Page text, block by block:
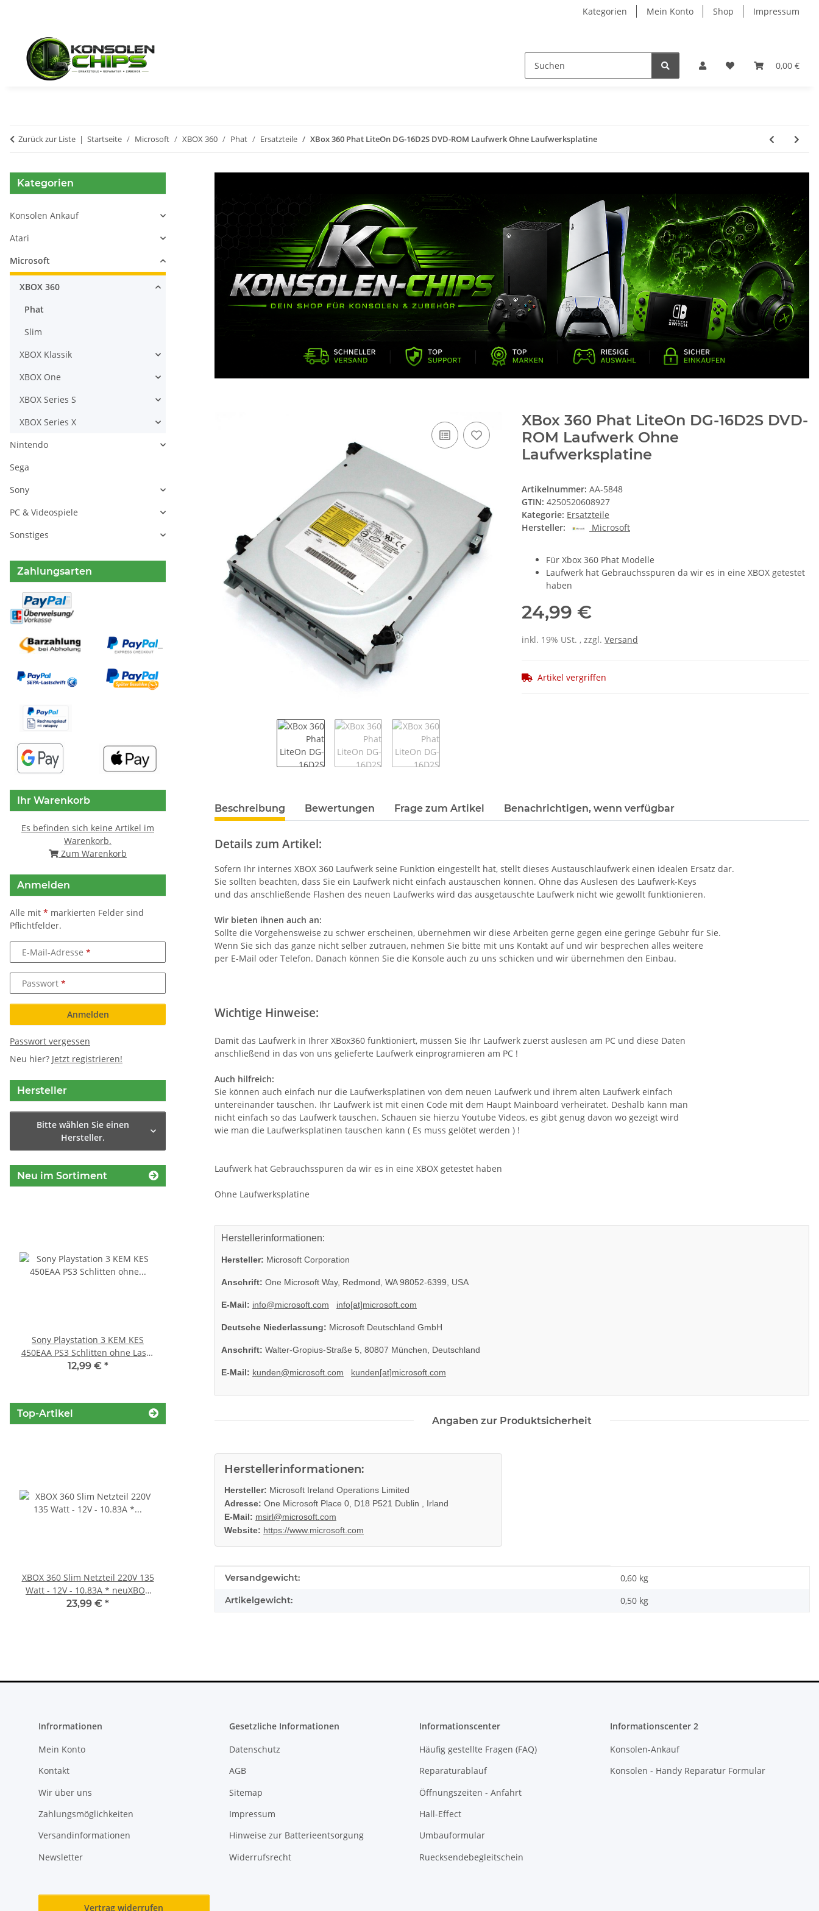
Kategorien Mein Konto Shop Impressum
0,00 €
Zurück zur Liste Startseite Microsoft XBOX 360 Phat Ersatzteile XBox 360 Phat LiteOn DG-16D2S DVD-ROM Laufwerk Ohne Laufwerksplatine
XBox 360 Phat LiteOn DG-16D2S DVD-
ROM Laufwerk Ohne
Laufwerksplatine
Artikelnummer: AA-5848
GTIN: 4250520608927
Kategorie: Ersatzteile
Hersteller:
Microsoft
Für Xbox 360 Phat Modelle
Laufwerk hat Gebrauchsspuren da wir es in eine XBOX getestet
haben
24,99 €
inkl. 19% USt. , zzgl. Versand
Artikel vergriffen
weitere Registerkarten anzeigen
Beschreibung Bewertungen Frage zum Artikel Benachrichtigen, wenn verfügbar
Details zum Artikel:
Sofern Ihr internes XBOX 360 Laufwerk seine Funktion eingestellt hat, stellt dieses Austauschlaufwerk einen idealen Ersatz dar.
Sie sollten beachten, dass Sie ein Laufwerk nicht einfach austauschen können. Ohne das Auslesen des Laufwerk-Keys
und das anschließende Flashen des neuen Laufwerks wird das ausgetauschte Laufwerk nicht wie gewollt funktionieren.
Wir bieten ihnen auch an:
Sollte die Vorgehensweise zu schwer erscheinen, übernehmen wir diese Arbeiten gerne gegen eine geringe Gebühr für Sie.
Wenn Sie sich das ganze nicht selber zutrauen, nehmen Sie bitte mit uns Kontakt auf und wir besprechen alles weitere
per E-Mail oder Telefon. Danach können Sie die Konsole auch zu uns schicken und wir übernehmen den Einbau.
Wichtige Hinweise:
Damit das Laufwerk in Ihrer XBox360 funktioniert, müssen Sie Ihr Laufwerk zuerst auslesen am PC und diese Daten
anschließend in das von uns gelieferte Laufwerk einprogramieren am PC !
Auch hilfreich:
Sie können auch einfach nur die Laufwerksplatinen von dem neuen Laufwerk und ihrem alten Laufwerk einfach
untereinander tauschen. Ihr Laufwerk ist mit einen Code mit dem Haupt Mainboard verheiratet. Deshalb kann man
nicht einfach so das Laufwerk tauschen. Schauen sie hierzu Youtube Videos, es gibt genug davon wo gezeigt wird
wie man die Laufwerksplatinen tauschen kann ( Es muss gelötet werden ) !
Laufwerk hat Gebrauchsspuren da wir es in eine XBOX getestet haben
Ohne Laufwerksplatine
Herstellerinformationen:
Hersteller: Microsoft Corporation
Anschrift: One Microsoft Way, Redmond, WA 98052-6399, USA
E-Mail: info@microsoft.com info[at]microsoft.com
Deutsche Niederlassung: Microsoft Deutschland GmbH
Anschrift: Walter-Gropius-Straße 5, 80807 München, Deutschland
E-Mail: kunden@microsoft.com kunden[at]microsoft.com
Angaben zur Produktsicherheit
Herstellerinformationen:
Hersteller: Microsoft Ireland Operations Limited
Adresse: One Microsoft Place 0, D18 P521 Dublin , Irland
E-Mail: msirl@microsoft.com
Website: https://www.microsoft.com
Produkteigenschaft
Wert
Versandgewicht: 0,60 kg
Artikelgewicht: 0,50 kg
Kategorien
Konsolen Ankauf
Atari
Microsoft
XBOX 360
Phat
Slim
XBOX Klassik
XBOX One
XBOX Series S
XBOX Series X
Nintendo
Sega
Sony
PC & Videospiele
Sonstiges
Zahlungsarten
Ihr Warenkorb
Es befinden sich keine Artikel im
Warenkorb.
Zum Warenkorb
Anmelden
Alle mit * markierten Felder sind
Pflichtfelder.
E-Mail-Adresse
Passwort
Anmelden
Passwort vergessen
Neu hier? Jetzt registrieren!
Hersteller
Bitte wählen Sie einen
Hersteller.
Neu im Sortiment
Sony Playstation 3 KEM KES
450EAA PS3 Schlitten ohne Laser
Blu-Ray Laufwerk 320
12,99 € *
220BB Internes Netzteil 220V
Laufwerk ohne Laser - Defekt -
Top-Artikel
XBOX 360 Slim Netzteil 220V 135
Watt - 12V - 10.83A * neuXBOX
360 Slim Netzteil
23,99 € *
Sony PlayStation 5 - Ps5 Konsole -
gebraucht
395,00 €*
Infrormationen
Mein Konto
Kontakt
Wir über uns
Zahlungsmöglichkeiten
Versandinformationen
Newsletter
Gesetzliche Informationen
Datenschutz
AGB
Sitemap
Impressum
Hinweise zur Batterieentsorgung
Widerrufsrecht
Informationscenter
Häufig gestellte Fragen (FAQ)
Reparaturablauf
Öffnungszeiten - Anfahrt
Hall-Effect
Umbauformular
Ruecksendebegleitschein
Informationscenter 2
Konsolen-Ankauf
Konsolen - Handy Reparatur Formular
Vertrag widerrufen